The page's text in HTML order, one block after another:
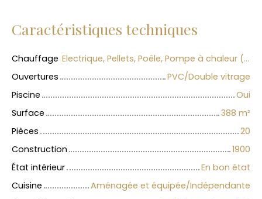
Caractéristiques techniques
Chauffage
Electrique, Pellets, Poêle, Pompe à chaleur (Air/Eau)
Ouvertures
PVC/Double vitrage
Piscine
Oui
Surface
388 m²
Pièces
20
Construction
1900
État intérieur
En bon état
Cuisine
Aménagée et équipée/Indépendante